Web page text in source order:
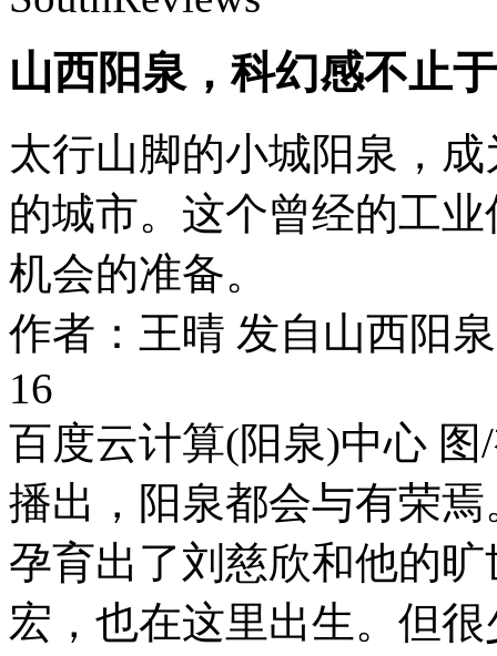
山西阳泉，科幻感不止
太行山脚的小城阳泉，
的城市。这个曾经的工
机会的准备。
作者：王晴 发自山西阳泉
16
百度云计算(阳泉)中心
播出，阳泉都会与有荣
孕育出了刘慈欣和他的
宏，也在这里出生。但